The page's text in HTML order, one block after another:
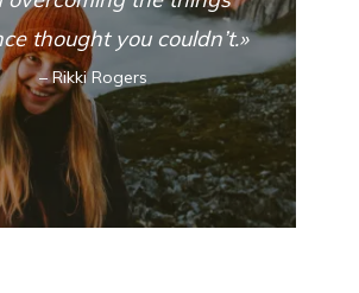
thought you couldn’t.»
– Rikki Rogers